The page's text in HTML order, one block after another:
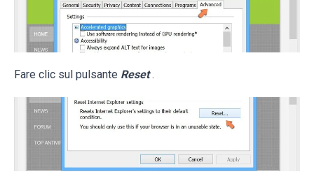
Fare clic sul pulsante Reset .